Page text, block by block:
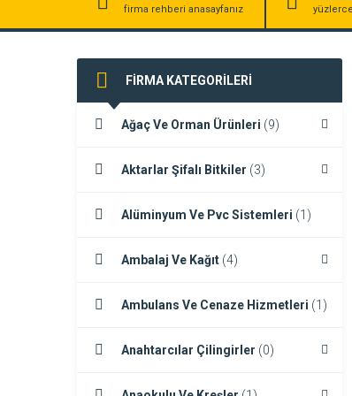
firma rehberi anasayfanız
FİRMA KATEGORİLERİ
Ağaç Ve Orman Ürünleri (9)
Aktarlar Şifalı Bitkiler (3)
Alüminyum Ve Pvc Sistemleri (1)
Ambalaj Ve Kağıt (4)
Ambulans Ve Cenaze Hizmetleri (1)
Anahtarcılar Çilingirler (0)